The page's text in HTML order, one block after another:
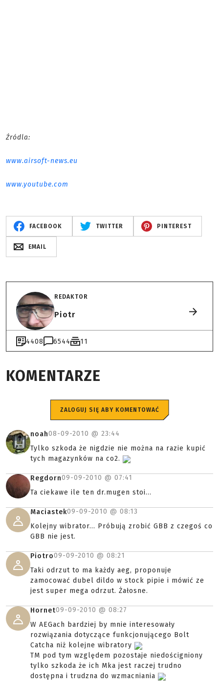
Źródla:
www.airsoft-news.eu
www.youtube.com
FACEBOOK TWITTER PINTEREST
EMAIL
REDAKTOR
Piotr
4408 6544 11
KOMENTARZE
ZALOGUJ SIĘ ABY KOMENTOWAĆ
noah08-09-2010 @ 23:44
Tylko szkoda że nigdzie nie można na razie kupić
tych magazynków na co2.
Regdorn09-09-2010 @ 07:41
Ta ciekawe ile ten dr.mugen stoi...
Maciastek09-09-2010 @ 08:13
Kolejny wibrator... Próbują zrobić GBB z czegoś co
GBB nie jest.
Piotro09-09-2010 @ 08:21
Taki odrzut to ma każdy aeg, proponuje
zamocować dubel dildo w stock pipie i mówić ze
jest super mega odrzut. Żałosne.
Hornet09-09-2010 @ 08:27
W AEGach bardziej by mnie interesowały
rozwiązania dotyczące funkcjonującego Bolt
Catcha niż kolejne wibratory
TM pod tym względem pozostaje niedościgniony
tylko szkoda że ich Mka jest raczej trudno
dostępna i trudzna do wzmacniania